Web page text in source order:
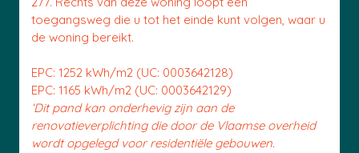
toegangsweg die u tot het einde kunt volgen, waar u
de woning bereikt.
EPC: 1252 kWh/m2 (UC: 0003642128)
EPC: 1165 kWh/m2 (UC: 0003642129)
‘Dit pand kan onderhevig zijn aan de
renovatieverplichting die door de Vlaamse overheid
wordt opgelegd voor residentiële gebouwen.